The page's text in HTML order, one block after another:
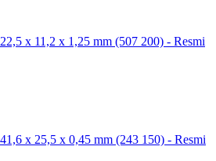
x 11,2 x 1,25 mm (507 200) - Resmi
x 25,5 x 0,45 mm (243 150) - Resmi